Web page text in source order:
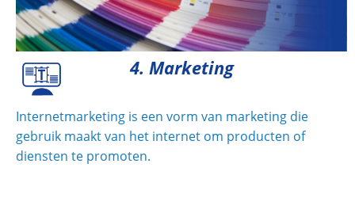
4. Marketing
Internetmarketing is een vorm van marketing die
gebruik maakt van het internet om producten of
diensten te promoten.